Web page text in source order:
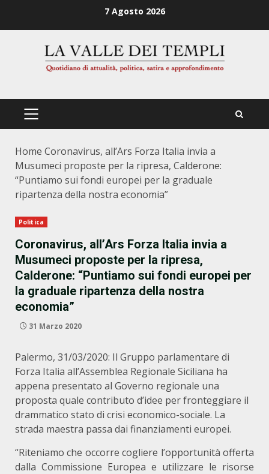
7 Agosto 2026
PRIMÄRES
Home Coronavirus, all’Ars Forza Italia invia a
Musumeci proposte per la ripresa, Calderone:
“Puntiamo sui fondi europei per la graduale
ripartenza della nostra economia”
Politica
Coronavirus, all’Ars Forza Italia invia a
Musumeci proposte per la ripresa,
Calderone: “Puntiamo sui fondi europei per
la graduale ripartenza della nostra
economia”
31 Marzo 2020
Palermo, 31/03/2020: Il Gruppo parlamentare di
Forza Italia all’Assemblea Regionale Siciliana ha
appena presentato al Governo regionale una
proposta quale contributo d’idee per fronteggiare il
drammatico stato di crisi economico-sociale. La
strada maestra passa dai finanziamenti europei.
“Riteniamo che occorre cogliere l’opportunità offerta
dalla Commissione Europea e utilizzare le risorse